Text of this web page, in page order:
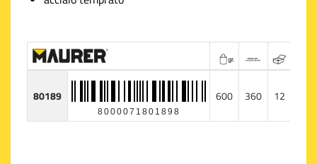
80189
8000071801898
600 360 12